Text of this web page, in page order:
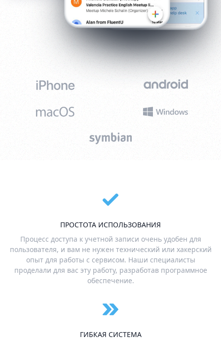
ПРОСТОТА ИСПОЛЬЗОВАНИЯ
Процесс доступа к учетной записи очень удобен для
пользователя, и вам не нужен технический или хакерский
опыт для работы с сервисом. Наши специалисты
проделали для вас эту работу, разработав программное
обеспечение.
ГИБКАЯ СИСТЕМА